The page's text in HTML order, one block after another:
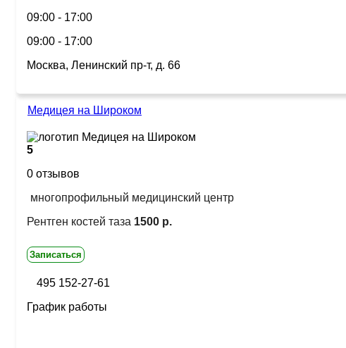
09:00 - 17:00
09:00 - 17:00
Москва, Ленинский пр-т, д. 66
Медицея на Широком
5
0 отзывов
многопрофильный медицинский центр
Рентген костей таза 1500 р.
Записаться
495 152-27-61
График работы